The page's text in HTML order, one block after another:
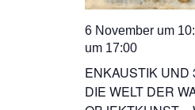
ENKAUSTIK UND
DIE WELT DER
6 November um
um 17:00